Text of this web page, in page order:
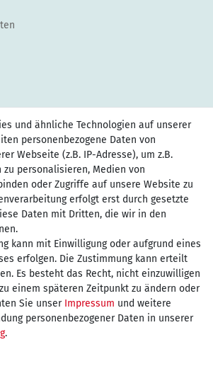
per
ab 75€
und ähnliche Technologien auf unserer
personenbezogene Daten von
Webseite (z.B. IP-Adresse), um z.B.
zu personalisieren, Medien von
oder Zugriffe auf unsere Website zu
erfolgt erst durch gesetzte
Daten mit Dritten, die wir in den
kann mit Einwilligung oder aufgrund eines
erfolgen. Die Zustimmung kann erteilt
Es besteht das Recht, nicht einzuwilligen
einem späteren Zeitpunkt zu ändern oder
Sie unser Impressum und weitere
personenbezogener Daten in unserer
.